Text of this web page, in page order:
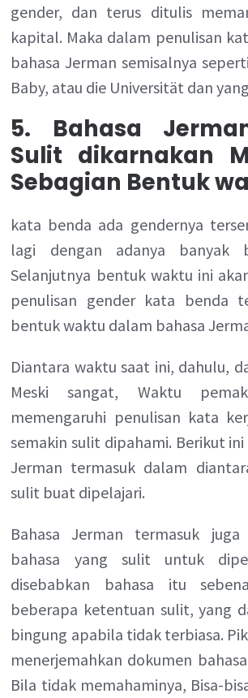
gender, dan terus ditulis
kapital. Maka dalam penulisan
bahasa Jerman semisalnya
Baby, atau die Universität dan
5. Bahasa
Sulit dikarnakan
Sebagian Bentuk
kata benda ada gendernya
lagi dengan adanya banyak
Selanjutnya bentuk waktu ini
penulisan gender kata benda
bentuk waktu dalam bahasa
Diantara waktu saat ini, dahulu,
Meski sangat, Waktu
memengaruhi penulisan kata
semakin sulit dipahami. Berikut
Jerman termasuk dalam
sulit buat dipelajari.
Bahasa Jerman termasuk
bahasa yang sulit untuk
disebabkan bahasa itu
beberapa ketentuan sulit, yang
bingung apabila tidak terbiasa.
menerjemahkan dokumen
Bila tidak memahaminya, Bisa-